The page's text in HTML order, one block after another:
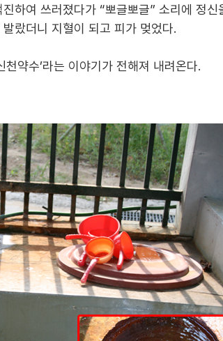
진하여 쓰러졌다가“뽀글뽀글”소리에 정신
발랐더니 지혈이 되고 피가 멎었다.
천약수’라는 이야기가 전해져 내려온다.